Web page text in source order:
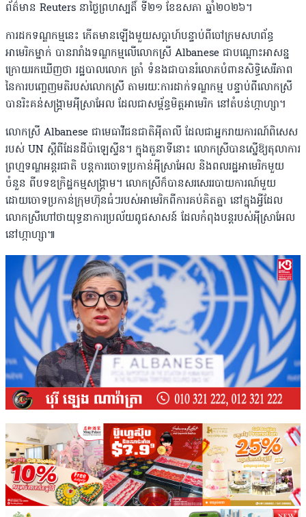
ព័ត៌មាន Reuters នាថ្ងៃព្រហស្បតិ៍ ទី២១ ខែឧសភា ឆ្នាំ២០២៦។
ការដកទណ្ឌកម្មនេះ កើតមានឡើងមួយសប្តាហ៍បន្ទាប់ពីចៅក្រមសហព័ន្ធ
អាមេរិកម្នាក់ បានរារាំងទណ្ឌកម្មលើលោកស្រី Albanese ជាបណ្តោះអាសន្ន
ក្រោយរកឃើញថា រដ្ឋបាលលោក ត្រាំ ទំនងជាបានរំលោភបំពានសិទ្ធិសេរីភាព
នៃការបញ្ចេញមតិរបស់លោកស្រី តាមរយៈការដាក់ទណ្ឌកម្ម បន្ទាប់ពីលោកស្រី
បានរិះគន់សង្គ្រាមអ៉ីស្រាអែល ដែលជាសម្ព័ន្ធមិត្តអាមេរិក នៅតំបន់ហ្កាហ្សា។
លោកស្រី Albanese ជាមេធាវីជនជាតិអ៉ីតាលី ដែលជាអ្នករាយការណ៍ពិសេស
របស់ UN ស្តីពីដែនដីប៉ាឡេស្ទីន។ ក្នុងតួនាទីនោះ លោកស្រីបានស្នើឱ្យតុលាការ
ព្រហ្មទណ្ឌអន្តរជាតិ បន្តការចោទប្រកាន់អ៉ីស្រាអែល និងពលរដ្ឋអាមេរិកមួយ
ចំនួន ពីបទឧក្រិដ្ឋកម្មសង្គ្រាម។ លោកស្រីក៏បានសរសេររបាយការណ៍មួយ
ដោយចោទប្រកាន់ក្រុមហ៊ុនធំៗរបស់អាមេរិកពីការគប់គិតគ្នា នៅក្នុងអ្វីដែល
លោកស្រីហៅថាយុទ្ធនាការប្រល័យពូជសាសន៍ ដែលកំពុងបន្តរបស់អ៉ីស្រាអែល
នៅហ្កាហ្សា៕